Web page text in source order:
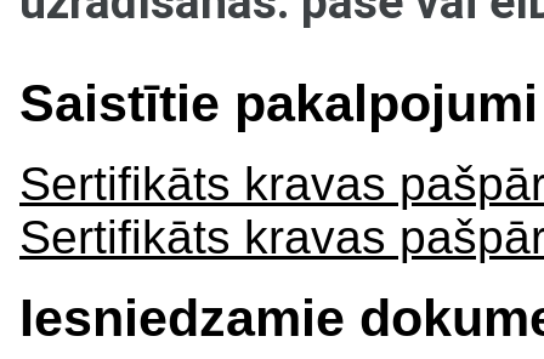
Saistītie pakalpojumi
Sertifikāts kravas
Sertifikāts kravas
Iesniedzamie